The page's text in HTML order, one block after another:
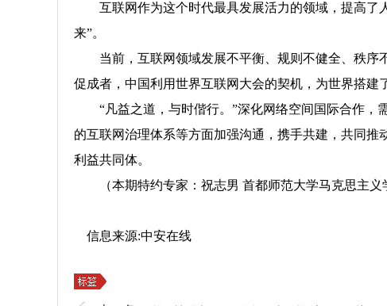
互联网作为这个时代最具发展活力的领域，提高了人
来”。
当前，互联网领域发展不平衡、规则不健全、秩序
促成者，中国利用世界互联网大会的契机，为世界搭建
“凡益之道，与时偕行。”深化网络空间国际合作，
的互联网治理体系等方面加强沟通，携手共建，共同推
利益共同体。
（本期特约专家：祝志男 首都师范大学马克思主义
信息来源:中安在线